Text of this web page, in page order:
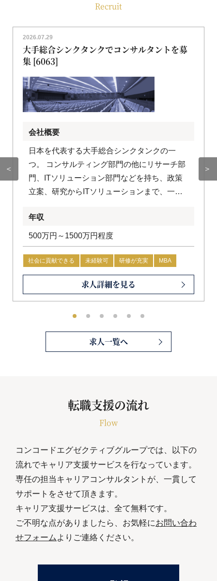
Recruit
＜
2026.07.29
大手総合シンクタンクでコンサルタントを募
集 [6063]
会社概要
日本を代表する大手総合シンクタンクの一
つ。 コンサルティング部門の他にリサーチ部
門、ITソリューション部門などを持ち、政策
立案、研究からITソリューションまで、一気
年収
500万円～1500万円程度
社会に貢献できる 未経験可 研修が充実 MBA
求人詳細を見る
＞
求人一覧へ
転職支援の流れ
Flow
コンコードエグゼクティブグループでは、以下の
流れでキャリア支援サービスを行なっています。
専任の担当キャリアコンサルタントが、一貫して
サポートをさせて頂きます。
キャリア支援サービスは、全て無料です。
ご不明な点がありましたら、お気軽にお問い合わ
せフォーム よりご連絡ください。